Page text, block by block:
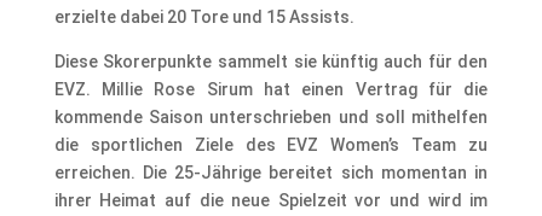
erzielte dabei 20 Tore und 15 Assists.
Diese Skorerpunkte sammelt sie künftig auch für den
EVZ. Millie Rose Sirum hat einen Vertrag für die
kommende Saison unterschrieben und soll mithelfen
die sportlichen Ziele des EVZ Women’s Team zu
erreichen. Die 25-Jährige bereitet sich momentan in
ihrer Heimat auf die neue Spielzeit vor und wird im